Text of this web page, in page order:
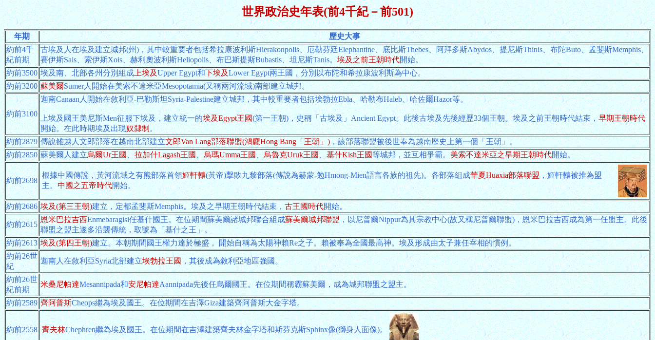
世界政治史年表(前4千紀－前501)
年期
歷史大事
約前4千
紀前期
古埃及人在埃及建立城邦(州)，其中較重要者包括希拉康波利斯Hierakonpolis、厄勒芬廷Elephantine、底比斯Thebes、阿拜多斯Abydos、提尼斯Thinis、布陀Buto、孟斐斯Memphis、
賽伊斯Sais、索伊斯Xois、赫利奧波利斯Heliopolis、布巴斯提斯Bubastis、坦尼斯Tanis。埃及之前王朝時代開始。
約前3500 埃及南、北部各州分別組成上埃及Upper Egypt和下埃及Lower Egypt兩王國，分別以布陀和希拉康波利斯為中心。
約前3200 蘇美爾Sumer人開始在美索不達米亞Mesopotamia(又稱兩河流域)南部建立城邦。
約前3100
迦南Canaan人開始在敘利亞-巴勒斯坦Syria-Palestine建立城邦，其中較重要者包括埃勃拉Ebla、哈勒布Haleb、哈佐爾Hazor等。
上埃及國王美尼斯Men征服下埃及，建立統一的埃及Egypt王國(第一王朝)，史稱「古埃及」Ancient Egypt。此後古埃及先後經歷33個王朝。埃及之前王朝時代結束，早期王朝時代
開始。在此時期埃及出現奴隸制。
約前2879 傳說雒越人文郎部落在越南北部建立文郎Van Lang部落聯盟(鴻龐Hong Bang「王朝」)，該部落聯盟被後世奉為越南歷史上第一個「王朝」。
約前2850 蘇美爾人建立烏爾Ur王國、拉加什Lagash王國、烏瑪Umma王國、烏魯克Uruk王國、基什Kish王國等城邦，並互相爭霸。美索不達米亞之早期王朝時代開始。
約前2698
根據中國傳說，黃河流域之有熊部落首領姬軒轅(黃帝)擊敗九黎部落(傳說為赫蒙-勉Hmong-Mien語言各族的祖先)。各部落組成華夏Huaxia部落聯盟，姬軒轅被推為盟
主。中國之五帝時代開始。
約前2686 埃及(第三王朝)建立，定都孟斐斯Memphis。埃及之早期王朝時代結束，古王國時代開始。
約前2615
恩米巴拉吉西Enmebaragisi任基什國王。在位期間蘇美爾諸城邦聯合組成蘇美爾城邦聯盟，以尼普爾Nippur為其宗教中心(故又稱尼普爾聯盟)，恩米巴拉吉西成為第一任盟主。此後
聯盟之盟主遂多沿襲傳統，取號為「基什之王」。
約前2613 埃及(第四王朝)建立。本朝期間國王權力達於極盛， 開始自稱為太陽神賴Re之子。賴被奉為全國最高神。埃及形成由太子兼任宰相的慣例。
約前26世
紀
迦南人在敘利亞Syria北部建立埃勃拉王國，其後成為敘利亞地區強國。
約前26世
紀前期
米桑尼帕達Mesannipada和安尼帕達Aannipada先後任烏爾國王。在位期間稱霸蘇美爾，成為城邦聯盟之盟主。
約前2589 齊阿普斯Cheops繼為埃及國王。在位期間在吉澤Giza建築齊阿普斯大金字塔。
約前2558 齊夫林Chephren繼為埃及國王。在位期間在吉澤建築齊夫林金字塔和斯芬克斯Sphinx像(獅身人面像)。